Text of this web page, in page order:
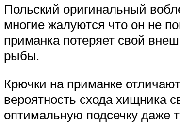
Польский оригинальный
многие жалуются что он не
приманка потеряет свой
рыбы.
Крючки на приманке
вероятность схода хищника
оптимальную подсечку даже